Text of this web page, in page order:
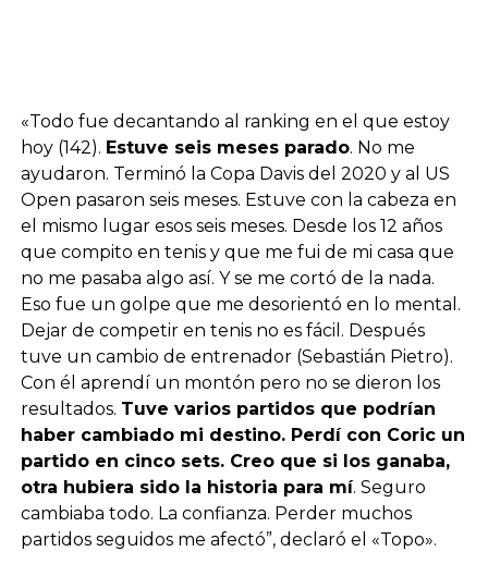
«Todo fue decantando al ranking en el que estoy
hoy (142). Estuve seis meses parado. No me
ayudaron. Terminó la Copa Davis del 2020 y al US
Open pasaron seis meses. Estuve con la cabeza en
el mismo lugar esos seis meses. Desde los 12 años
que compito en tenis y que me fui de mi casa que
no me pasaba algo así. Y se me cortó de la nada.
Eso fue un golpe que me desorientó en lo mental.
Dejar de competir en tenis no es fácil. Después
tuve un cambio de entrenador (Sebastián Pietro).
Con él aprendí un montón pero no se dieron los
resultados. Tuve varios partidos que podrían
haber cambiado mi destino. Perdí con Coric un
partido en cinco sets. Creo que si los ganaba,
otra hubiera sido la historia para mí. Seguro
cambiaba todo. La confianza. Perder muchos
partidos seguidos me afectó”, declaró el «Topo».